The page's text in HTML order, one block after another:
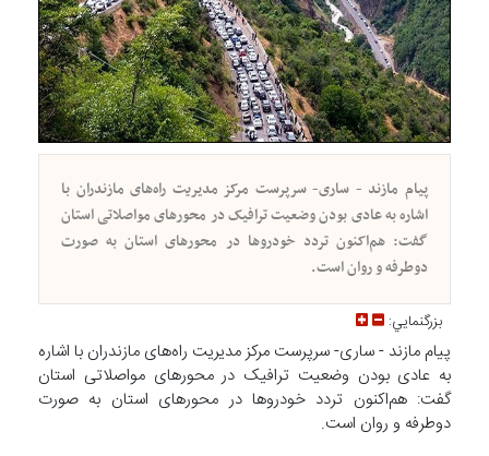
پیام مازند - ساری- سرپرست مرکز مدیریت راه‌های مازندران با
اشاره به عادی بودن وضعیت ترافیک در محورهای مواصلاتی استان
گفت: هم‌اکنون تردد خودروها در محورهای استان به صورت
دوطرفه و روان است.
بزرگنمايي:
پیام مازند - ساری- سرپرست مرکز مدیریت راه‌های مازندران با اشاره
به عادی بودن وضعیت ترافیک در محورهای مواصلاتی استان
گفت: هم‌اکنون تردد خودروها در محورهای استان به صورت
دوطرفه و روان است.